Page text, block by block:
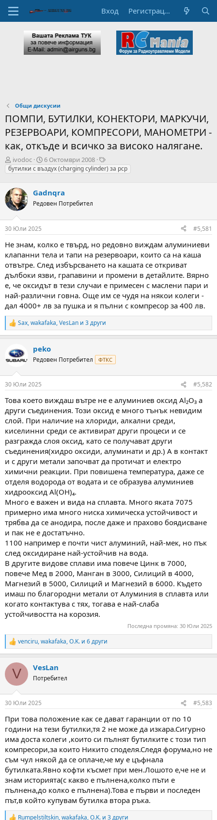
Вход Регистрация
Общи дискусии
ПОМПИ, БУТИЛКИ, КОНЕКТОРИ, МАРКУЧИ,
РЕЗЕРВОАРИ, КОМПРЕСОРИ, МАНОМЕТРИ -
как, откъде и всичко за високо налягане.
А
в
р
н
а
т
е
м
а
т
а
ivodoc
Н
а
л
н
Д
т
а
6 Октомври 2008
T
a
бутилки с въздух (charging cylinder) за pcp
Gadnqra
Редовен Потребител
30 Юли 2025 #5,581
Не знам, колко е твърд, но редовно виждам алуминиеви
клапанни тела и тапи на резервоари, които са на каша
отвътре. След избърсването на кашата се откриват
дълбоки язви, грапавини и промени в детайлите. Вярно
е, че оксидът в тези случаи е примесен с маслени пари и
най-различни говна. Още им се чудя на някои колеги -
дал 4000+ лв за пушка и я пълни с компресор за 400 лв.
R
e
c
t
i
s
Sax,wakafaka,VesLan и 3 други
peko
Редовен Потребител ФТКС
30 Юли 2025 #5,582
Това което виждаш вътре не е алуминиев оксид Al₂O₃ а
други съединения. Този оксид е много тънък невидим
слой. При наличие на хлориди, алкални среди,
киселинни среди се активират други процеси и се
разгражда слоя оксид, като се получават други
съединения(хидро оксиди, алуминати и др.) А в контакт
и с други метали започват да протичат и електро
химични реакции. При повишена температура, даже се
отделя водорода от водата и се образува алуминиев
хидрооксид Al(OH)₄.
Много е важен и вида на сплавта. Много яката 7075
примерно има много ниска химическа устойчивост и
трябва да се анодира, после даже и прахово боядисване
и пак не е достатъчно.
1100 например е почти чист алуминий, най-мек, но пък
след оксидиране най-устойчив на вода.
В другите видове сплави има повече Цинк в 7000,
повече Мед в 2000, Манган в 3000, Силиций в 4000,
Магнезий в 5000, Силиций и Магнезий в 6000. Където
имаш по благородни метали от Алуминия в сплавта или
когато контактува с тях, тогава е най-слаба
устойчивостта на корозия.
Последна промяна: 30 Юли 2025
R
e
c
i
s
venciru,wakafaka,O.K. и 6 други
V VesLan
Потребител
30 Юли 2025 #5,583
При това положение как се дават гаранции от по 10
години на тези бутилки,тя 2 не може да изкара.Сигурно
има доста колеги ,които си пълнят бутилките с този тип
компресори,за които Никито споделя.Следя форума,но не
съм чул някой да се оплаче,че му е цъфнала
бутилката.Явно кофти късмет при мен.Лошото е,че не и
знам историята(с какво е пълнена,колко пъти е
пълнена,до колко е пълнена).Това е първи и последен
път,в който купувам бутилка втора ръка.
Rumpelstiltskin,wakafaka,O.K. и 3 други